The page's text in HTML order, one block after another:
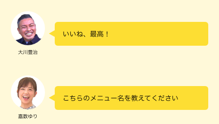
大川豊治
いいね、最高！
嘉数ゆり
こちらのメニュー名を教えてください